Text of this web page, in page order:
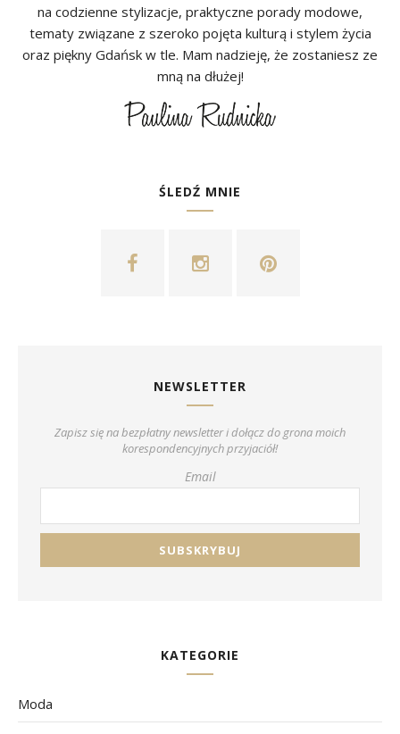
na codzienne stylizacje, praktyczne porady modowe,
tematy związane z szeroko pojęta kulturą i stylem życia
oraz piękny Gdańsk w tle. Mam nadzieję, że zostaniesz ze
mną na dłużej!
ŚLEDŹ MNIE
NEWSLETTER
Zapisz się na bezpłatny newsletter i dołącz do grona moich
korespondencyjnych przyjaciół!
Email
KATEGORIE
Moda